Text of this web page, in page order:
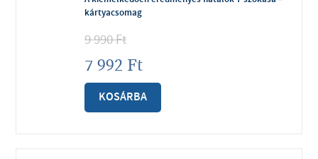
kártyacsomag
9 990Ft
7 992 Ft
KOSÁRBA